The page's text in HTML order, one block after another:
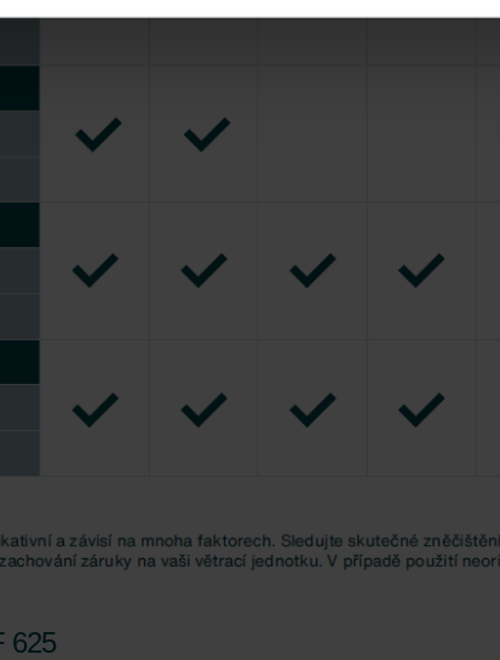
Sanayi ve Ticaret Limitet Şirketi: Web Sitesi Çerezleri
Privacy Policy
Policy
625